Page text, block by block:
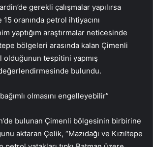
gerekli çalışmalar yapılırsa
oranında petrol ihtiyacını
yaptığım araştırmalar neticesinde
bölgeleri arasında kalan Çimenli
tespitini yapmış
bulundu.
olmasını engelleyebilir”
bulunan Çimenli bölgesinin birbirine
aktaran Çelik, “Mazıdağı ve Kızıltepe